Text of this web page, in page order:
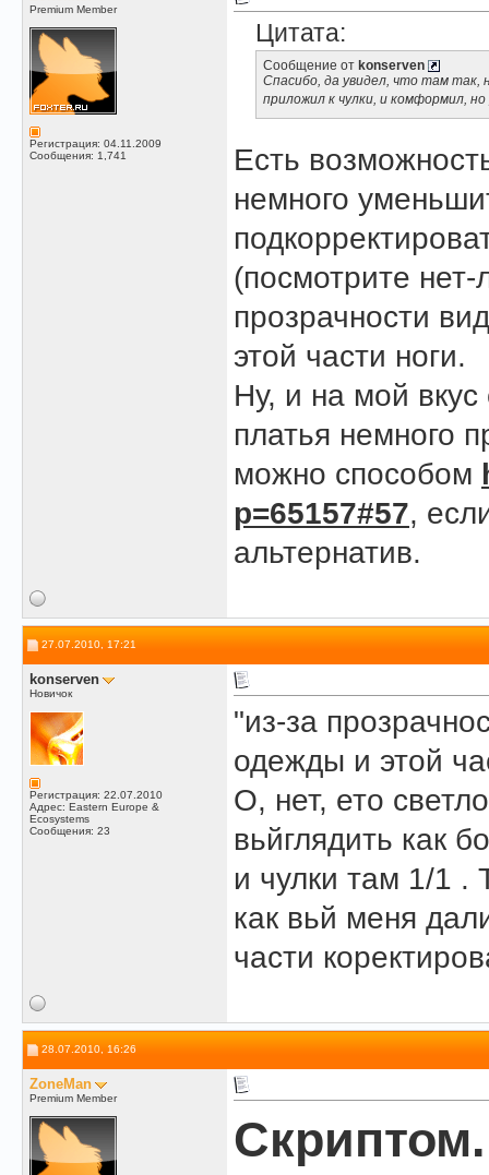
Premium Member
Регистрация: 04.11.2009
Сообщения: 1,741
Цитата:
Сообщение от konserven
Спасибо, да увидел, что там так,
приложил к чулки, и комформил,
Есть
немного
(посмотрите
прозрачности
этой части ноги.
Ну, и на мой
платья немного
можно способом
p=65157#57,
альтернатив.
27.07.2010, 17:21
konserven
Новичок
Регистрация: 22.07.2010
Адрес: Eastern Europe &
Ecosystems
Сообщения: 23
"из-за
одежды и этой
О, нет, ето
вьйглядить как
и чулки там 1/1 .
как вьй меня
части
28.07.2010, 16:26
ZoneMan
Premium Member